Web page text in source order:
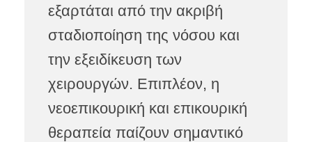
εξαρτάται από την ακριβή
σταδιοποίηση της νόσου και
την εξειδίκευση των
χειρουργών. Επιπλέον, η
νεοεπικουρική και επικουρική
θεραπεία παίζουν σημαντικό